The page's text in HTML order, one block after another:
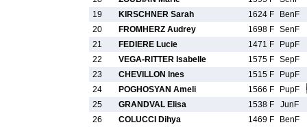
19
KIRSCHNER Sarah 1624 F
BenF
20
FROMHERZ Audrey 1698 F SenF
21
FEDIERE Lucie 1471 F
PupF
22
VEGA-RITTER Isabelle 1575 F SepF
23
CHEVILLON Ines 1515 F
PupF
24
POGHOSYAN Ameli 1566 F
PupF
25
GRANDVAL Elisa 1538 F
JunF
26
COLUCCI Dihya 1469 F
BenF